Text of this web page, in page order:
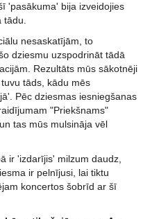
'pasākuma' bija izveidojies
nesaskatījām, to
dziesmu uzspodrināt tādā
Rezultāts mūs sākotnēji
tāds, kādu mēs
Pēc dziesmas iesniegšanas
"Priekšnams"
tas mūs mulsināja vēl
ir 'izdarījis' milzum daudz,
ir pelnījusi, lai tiktu
koncertos šobrīd ar šī